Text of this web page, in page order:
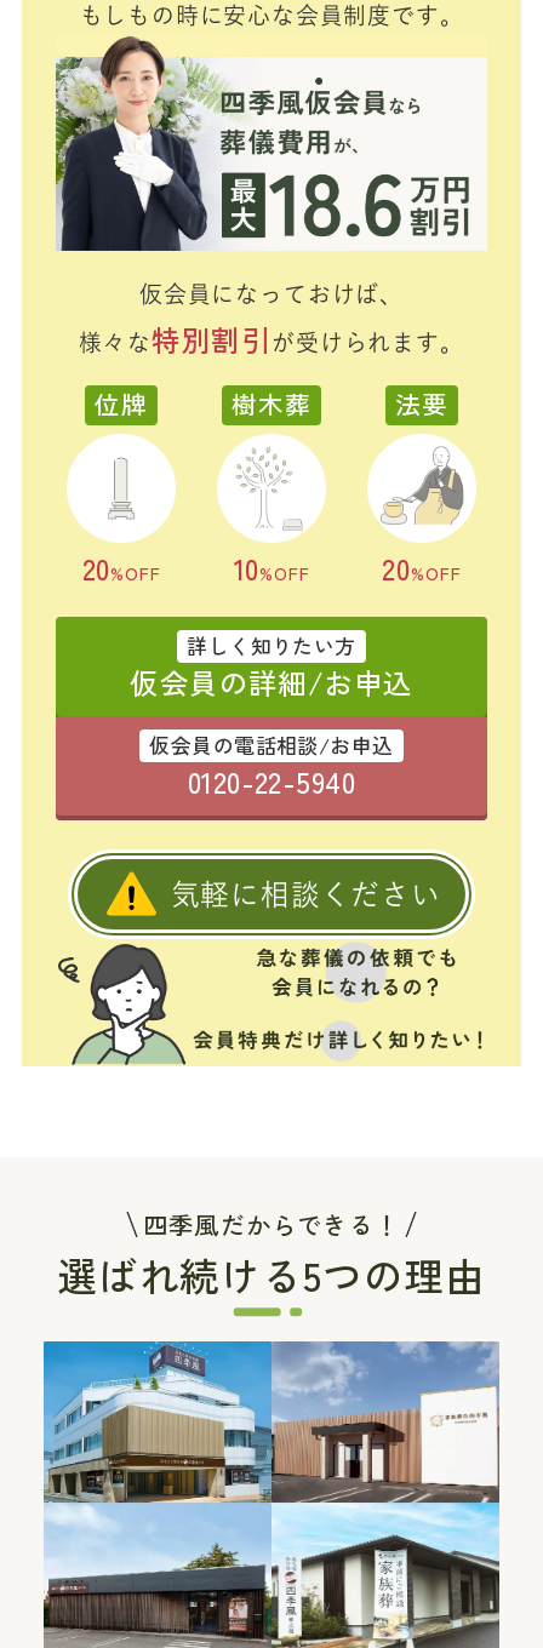
もしもの時に安心な会員制度です。
仮会員になっておけば、
様々な特別割引 が受けられます。
位牌
20%OFF
樹木葬
10%OFF
法要
20%OFF
詳しく知りたい方
仮会員の詳細/お申込
仮会員の電話相談/お申込
0120-22-5940
気軽に相談ください
四季風だからできる！
選ばれ続ける5つの理由